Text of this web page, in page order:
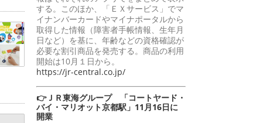
する。このほか、「ＥＸサービス」でマ
イナンバーカードやマイナポータルから
取得した情報（障害者手帳情報、生年月
日など）を基に、年齢などの資格確認が
必要な割引商品を発売する。商品の利用
開始は10月１日から。
https://jr-central.co.jp/
👉ＪＲ東海グループ 「コートヤード・
バイ・マリオット京都駅」11月16日に
開業